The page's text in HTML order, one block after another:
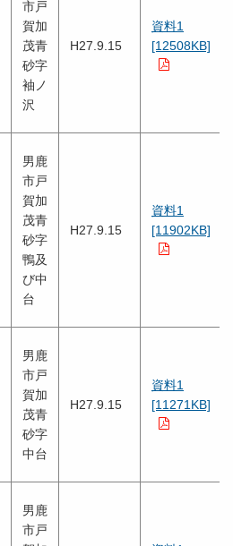
市戸
賀加
茂青
砂字
袖ノ
沢
H27.9.15
資料1
[12508KB]
男鹿
市戸
賀加
茂青
砂字
鴨及
び中
台
H27.9.15
資料1
[11902KB]
男鹿
市戸
賀加
茂青
砂字
中台
H27.9.15
資料1
[11271KB]
男鹿
市戸